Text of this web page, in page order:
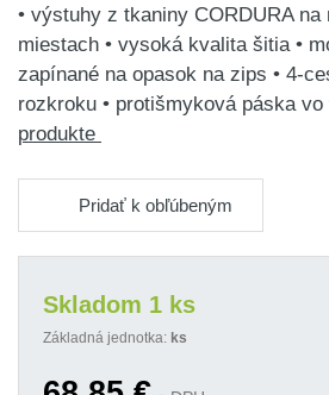
• výstuhy z tkaniny CORDURA
miestach • vysoká kvalita šitia •
zapínané na opasok na zips • 4-
rozkroku • protišmyková páska
produkte
Pridať k obľúbeným
Skladom 1 ks
Základná jednotka: ks